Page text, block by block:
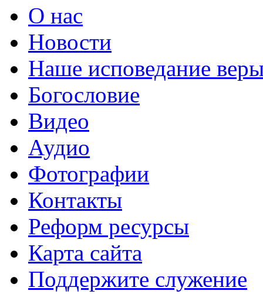
О нас
Новости
Наше исповедание
Богословие
Видео
Аудио
Фотографии
Контакты
Реформ ресурсы
Карта сайта
Поддержите служение